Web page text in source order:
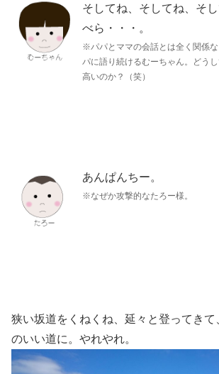
そしてね、そしてね、そ
べら・・・。
※パパとママの会話とは全く関係
パに語り続けるむーちゃん。どう
高いのか？（笑）
あんぱんちー。
※なぜか攻撃的なたろー様。
狭い坂道をくねくね、延々と登ってきて
のいい道に。やれやれ。